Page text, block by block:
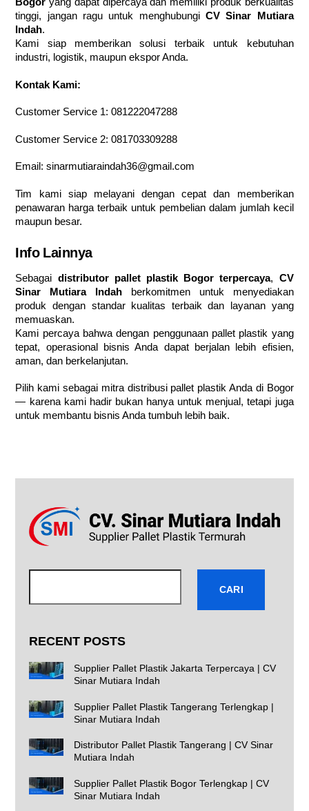
tinggi, jangan ragu untuk menghubungi CV Sinar Mutiara
Indah.
Kami siap memberikan solusi terbaik untuk kebutuhan
industri, logistik, maupun ekspor Anda.
Kontak Kami:
Customer Service 1:081222047288
Customer Service 2:081703309288
Email:sinarmutiaraindah36@gmail.com
Tim kami siap melayani dengan cepat dan memberikan
penawaran harga terbaik untuk pembelian dalam jumlah kecil
maupun besar.
Info Lainnya
Sebagai distributor pallet plastik Bogor terpercaya, CV
Sinar Mutiara Indah berkomitmen untuk menyediakan
produk dengan standar kualitas terbaik dan layanan yang
memuaskan.
Kami percaya bahwa dengan penggunaan pallet plastik yang
tepat, operasional bisnis Anda dapat berjalan lebih efisien,
aman, dan berkelanjutan.
Pilih kami sebagai mitra distribusi pallet plastik Anda di Bogor
— karena kami hadir bukan hanya untuk menjual, tetapi juga
untuk membantu bisnis Anda tumbuh lebih baik.
CARI
RECENT POSTS
Supplier Pallet Plastik Jakarta Terpercaya | CV
Sinar Mutiara Indah
Supplier Pallet Plastik Tangerang Terlengkap |
Sinar Mutiara Indah
Distributor Pallet Plastik Tangerang | CV Sinar
Mutiara Indah
Supplier Pallet Plastik Bogor Terlengkap | CV
Sinar Mutiara Indah